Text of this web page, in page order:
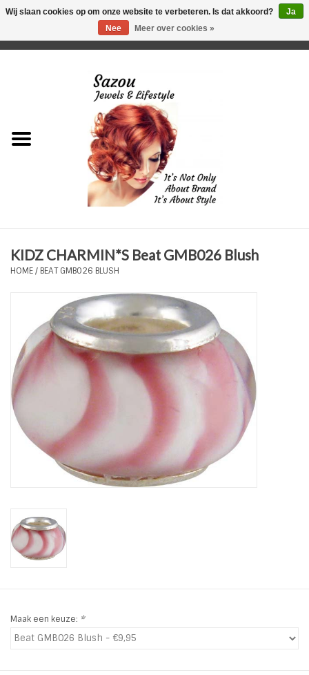
Just for Him
Plus Size Sieraden
Enkelbandjes
Tassen en meer
Haaraccesoires
Zonnebrillen
Fashion
Charmin*s
KIDZ CHARMIN*S Beat GMB026 Blush
HOME/ BEAT GMB026 BLUSH
Maak een keuze: *
Wij slaan cookies op om onze website te verbeteren. Is dat akkoord?
Ja
Nee
Meer over cookies »